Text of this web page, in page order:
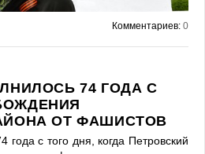
Комментариев: 0
74 ГОДА С
ОТ ФАШИСТОВ
года с того дня, когда Петровский